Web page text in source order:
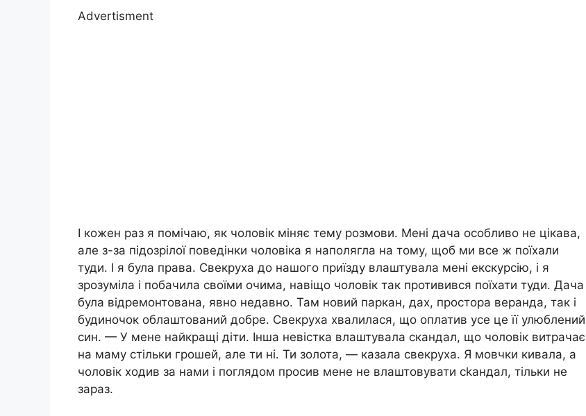
Advertisment
І кожен раз я помічаю, як чоловік міняє тему розмови. Мені дача особливо не цікава,
але з-за підозрілої поведінки чоловіка я наполягла на тому, щоб ми все ж поїхали
туди. І я була права. Свекруха до нашого приїзду влаштувала мені екскурсію, і я
зрозуміла і побачила своїми очима, навіщо чоловік так противився поїхати туди. Дача
була відремонтована, явно недавно. Там новий паркан, дах, простора веранда, так і
будиночок облаштований добре. Свекруха хвалилася, що оплатив усе це її улюблений
син. — У мене найкращі діти. Інша невістка влаштувала скандал, що чоловік витрачає
на маму стільки грошей, але ти ні. Ти золота, — казала свекруха. Я мовчки кивала, а
чоловік ходив за нами і поглядом просив мене не влаштовувати сkандал, тільки не
зараз.